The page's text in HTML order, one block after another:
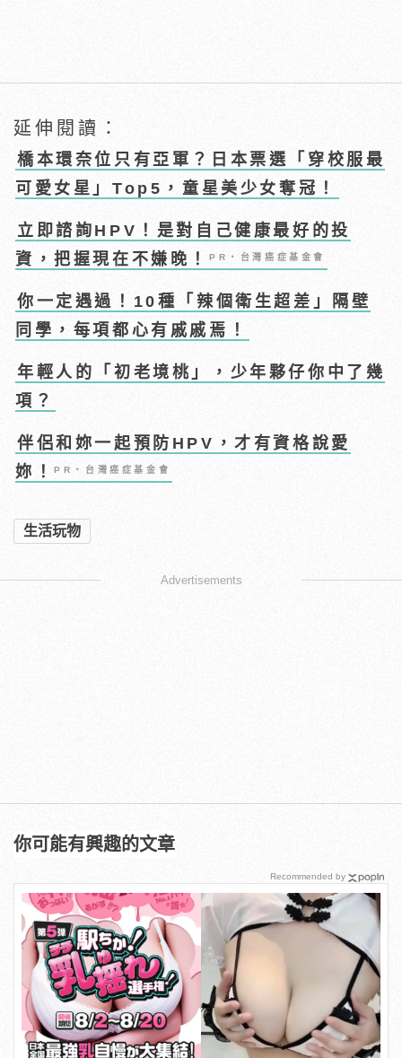
延伸閱讀：
橋本環奈位只有亞軍？日本票選「穿校服最
可愛女星」Top5，童星美少女奪冠！
立即諮詢HPV！是對自己健康最好的投
資，把握現在不嫌晚！PR・台灣癌症基金會
你一定遇過！10種「辣個衛生超差」隔壁
同學，每項都心有戚戚焉！
年輕人的「初老境桃」，少年夥仔你中了幾
項？
伴侶和妳一起預防HPV，才有資格說愛
妳！PR・台灣癌症基金會
生活玩物
Advertisements
你可能有興趣的文章
Recommended by